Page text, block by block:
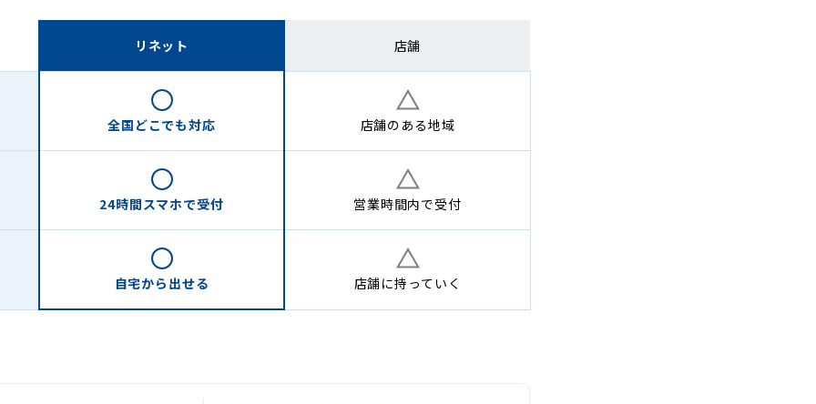
リネット 店舗
全国どこでも対応 店舗の ある地域
24時間スマホで受付 営業時間内で受付
自宅から 出せる 店舗に持っていく